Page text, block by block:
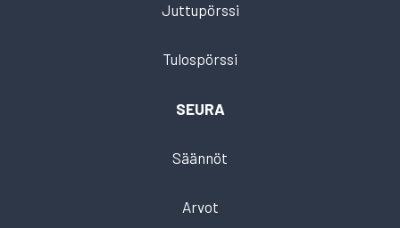
Juttupörssi
Tulospörssi
SEURA
Säännöt
Arvot